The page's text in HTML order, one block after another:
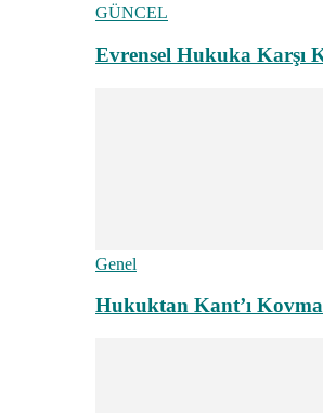
GÜNCEL
Evrensel Hukuka Karşı
Genel
Hukuktan Kant’ı